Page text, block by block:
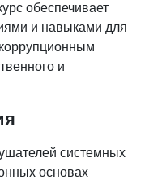
обеспечивает
и навыками для
и
системных
основах